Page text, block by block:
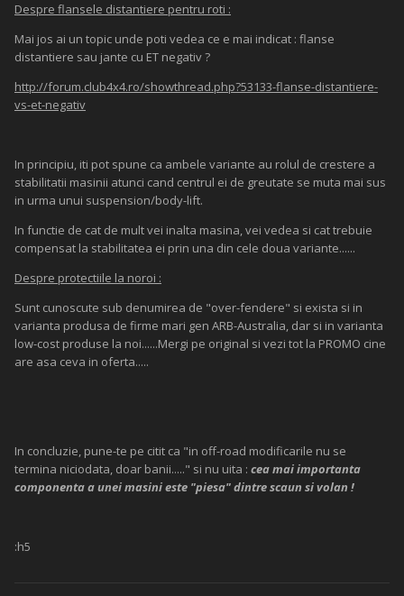
Despre flansele distantiere pentru roti :
Mai jos ai un topic unde poti vedea ce e mai indicat : flanse
distantiere sau jante cu ET negativ ?
http://forum.club4x4.ro/showthread.php?53133-flanse-distantiere-
vs-et-negativ
In principiu, iti pot spune ca ambele variante au rolul de crestere a
stabilitatii masinii atunci cand centrul ei de greutate se muta mai sus
in urma unui suspension/body-lift.
In functie de cat de mult vei inalta masina, vei vedea si cat trebuie
compensat la stabilitatea ei prin una din cele doua variante......
Despre protectiile la noroi :
Sunt cunoscute sub denumirea de "over-fendere" si exista si in
varianta produsa de firme mari gen ARB-Australia, dar si in varianta
low-cost produse la noi......Mergi pe original si vezi tot la PROMO cine
are asa ceva in oferta.....
In concluzie, pune-te pe citit ca "in off-road modificarile nu se
termina niciodata, doar banii....." si nu uita : cea mai importanta
componenta a unei masini este "piesa" dintre scaun si volan !
:h5